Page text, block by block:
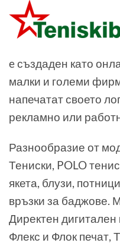
e създаден като
малки и големи
напечатат своето
рекламно или
Разнообразие от
Тениски, POLO
якета, блузи,
връзки за баджове.
Директен
Флекс и Флок печат,